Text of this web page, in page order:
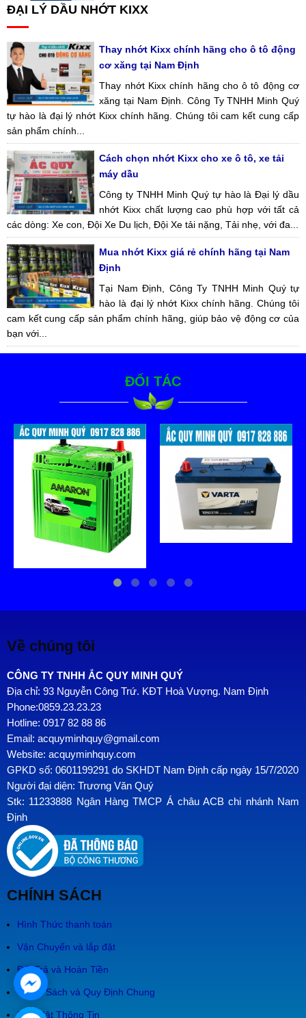
ĐẠI LÝ DẦU NHỚT KIXX
Thay nhớt Kixx chính hãng cho ô tô động
cơ xăng tại Nam Định
Thay nhớt Kixx chính hãng cho ô tô động cơ
xăng tại Nam Định. Công Ty TNHH Minh Quý
tự hào là đại lý nhớt Kixx chính hãng. Chúng tôi cam kết cung cấp
sản phẩm chính...
Cách chọn nhớt Kixx cho xe ô tô, xe tải
máy dầu
Công ty TNHH Minh Quý tự hào là Đại lý dầu
nhớt Kixx chất lượng cao phù hợp với tất cả
các dòng: Xe con, Đội Xe Du lịch, Đội Xe tải nặng, Tải nhẹ, với đa...
Mua nhớt Kixx giá rẻ chính hãng tại Nam
Định
Tại Nam Định, Công Ty TNHH Minh Quý tự
hào là đại lý nhớt Kixx chính hãng. Chúng tôi
cam kết cung cấp sản phẩm chính hãng, giúp bảo vệ động cơ của
bạn với...
ĐỐI TÁC
Về chúng tôi
CÔNG TY TNHH ẮC QUY MINH QUÝ
Địa chỉ: 93 Nguyễn Công Trứ. KĐT Hoà Vượng. Nam Định
Phone:0859.23.23.23
Hotline: 0917 82 88 86
Email: acquyminhquy@gmail.com
Website: acquyminhquy.com
GPKD số: 0601199291 do SKHDT Nam Định cấp ngày 15/7/2020
Người đại diện: Trương Văn Quý
Stk: 11233888 Ngân Hàng TMCP Á châu ACB chi nhánh Nam
Định
CHÍNH SÁCH
Hình Thức thanh toán
Vận Chuyển và lắp đặt
Đổi Trả và Hoàn Tiền
Chính Sách và Quy Định Chung
Bảo Mật Thông Tin